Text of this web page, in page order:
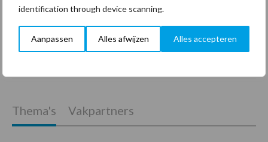
identification through device scanning.
Aanpassen Alles afwijzen Alles accepteren
arbeidscontracten kent
mitsen en maren
Thema's Vakpartners